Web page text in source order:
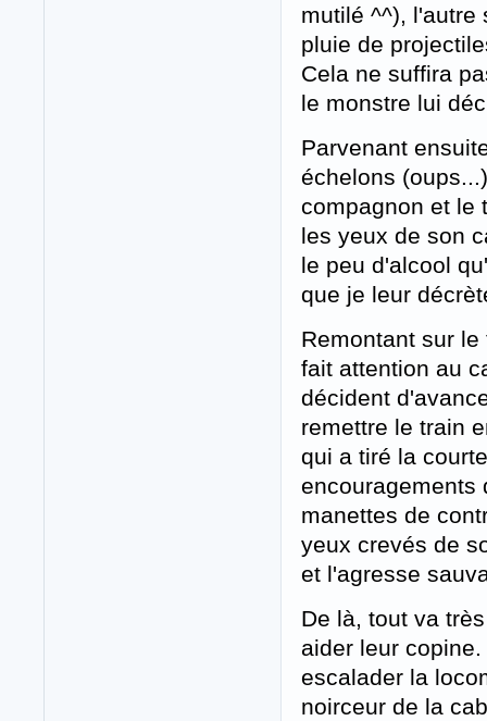
mutilé ^^), l'autre
pluie de
Cela ne suffira
le monstre lui
Parvenant
échelons
compagnon et le
les yeux de son
le peu d'alcool
que je leur
Remontant sur
fait attention au
décident
remettre le train
qui a tiré la
encouragements
manettes de
yeux crevés de
et l'agresse
De là, tout va
aider leur
escalader la
noirceur de la